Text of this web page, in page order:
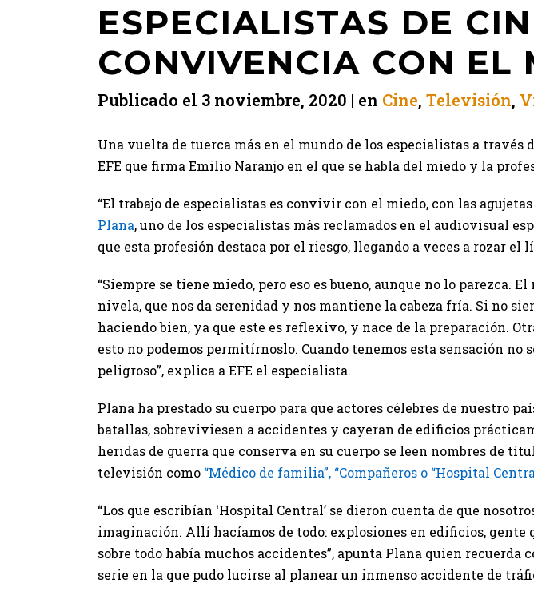
ESPECIALISTAS DE
CONVIVENCIA CON EL
Publicado el 3 noviembre, 2020 en Cine, Televisión,
Una vuelta de tuerca más en el mundo de los especialistas a través
EFE que firma Emilio Naranjo en el que se habla del miedo y la
“El trabajo de especialistas es convivir con el miedo, con las
Plana, uno de los especialistas más reclamados en el audiovisual
que esta profesión destaca por el riesgo, llegando a veces a rozar el
“Siempre se tiene miedo, pero eso es bueno, aunque no lo parezca.
nivela, que nos da serenidad y nos mantiene la cabeza fría. Si no
haciendo bien, ya que este es reflexivo, y nace de la preparación.
esto no podemos permitírnoslo. Cuando tenemos esta sensación no
peligroso”, explica a EFE el especialista.
Plana ha prestado su cuerpo para que actores célebres de nuestro
batallas, sobreviviesen a accidentes y cayeran de edificios
heridas de guerra que conserva en su cuerpo se leen nombres de
televisión como “Médico de familia”, “Compañeros o “Hospital
“Los que escribían ‘Hospital Central’ se dieron cuenta de que
imaginación. Allí hacíamos de todo: explosiones en edificios, gente
sobre todo había muchos accidentes”, apunta Plana quien recuerda
serie en la que pudo lucirse al planear un inmenso accidente de